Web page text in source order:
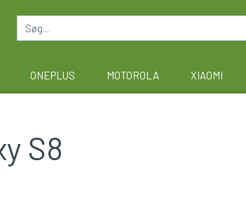
ONEPLUS MOTOROLA XIAOMI
S8